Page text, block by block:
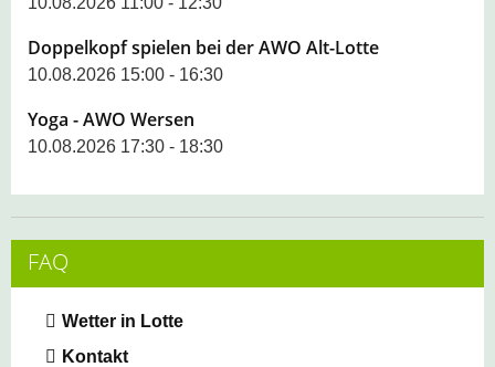
Doppelkopf spielen bei der AWO Alt-Lotte
10.08.2026 15:00 - 16:30
Yoga - AWO Wersen
10.08.2026 17:30 - 18:30
FAQ
Wetter in Lotte
Kontakt